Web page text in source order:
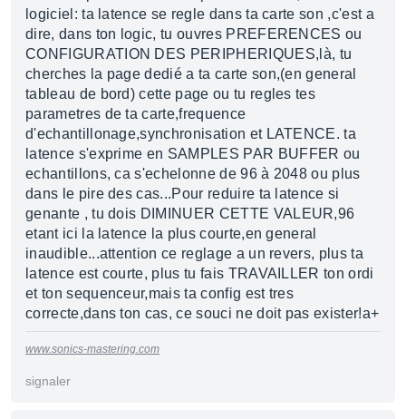
logiciel: ta latence se regle dans ta carte son ,c'est a
dire, dans ton logic, tu ouvres PREFERENCES ou
CONFIGURATION DES PERIPHERIQUES,là, tu
cherches la page dedié a ta carte son,(en general
tableau de bord) cette page ou tu regles tes
parametres de ta carte,frequence
d'echantillonage,synchronisation et LATENCE. ta
latence s'exprime en SAMPLES PAR BUFFER ou
echantillons, ca s'echelonne de 96 à 2048 ou plus
dans le pire des cas...Pour reduire ta latence si
genante , tu dois DIMINUER CETTE VALEUR,96
etant ici la latence la plus courte,en general
inaudible...attention ce reglage a un revers, plus ta
latence est courte, plus tu fais TRAVAILLER ton ordi
et ton sequenceur,mais ta config est tres
correcte,dans ton cas, ce souci ne doit pas exister!a+
www.sonics-mastering.com
signaler